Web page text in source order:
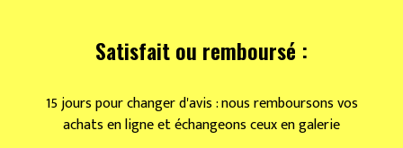
Satisfait ou remboursé :
15 jours pour changer d'avis : nous remboursons vos
achats en ligne et échangeons ceux en galerie